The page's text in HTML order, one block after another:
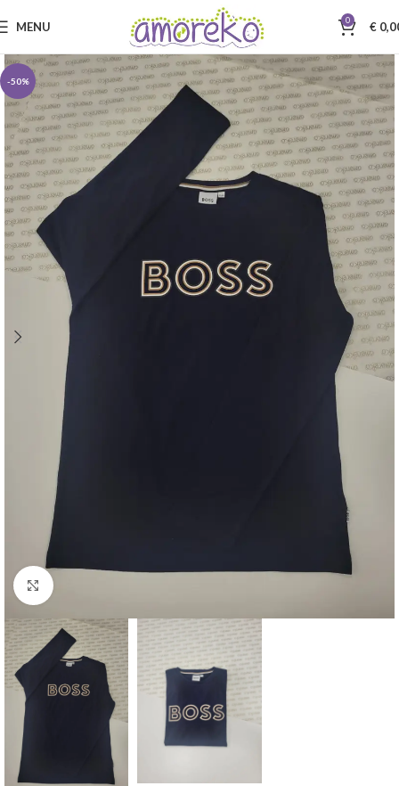
MENU 0 €
-50%
Clique para ampliar